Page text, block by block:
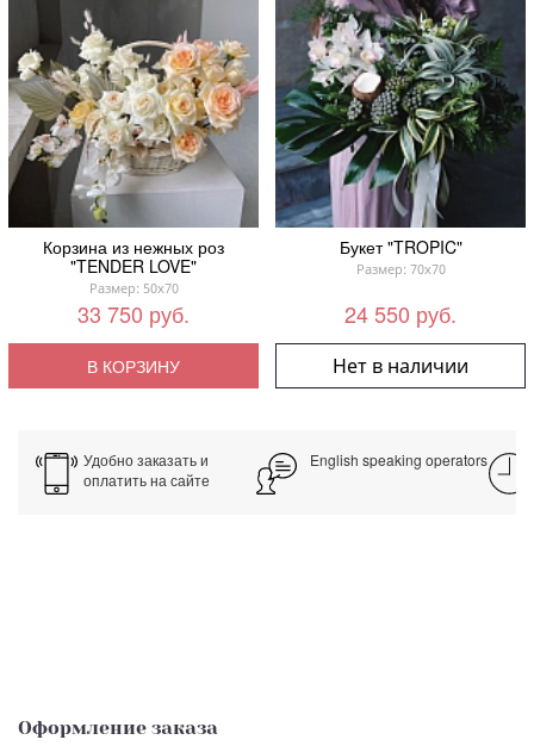
Корзина из нежных роз
"TENDER LOVE"
Размер: 50x70
33 750 руб.
В КОРЗИНУ
Букет "TROPIC"
Размер: 70x70
24 550 руб.
Нет в наличии
Удобно заказать и
оплатить на сайте
English speaking operators
Оформление заказа